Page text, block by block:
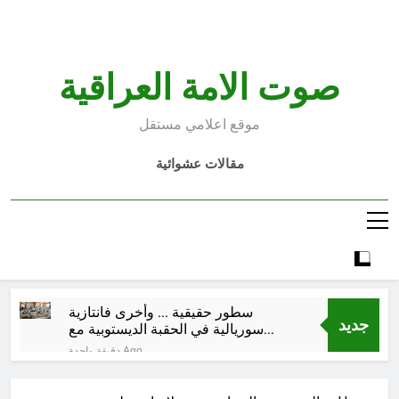
صوت الامة العراقية
موقع اعلامي مستقل
مقالات عشوائية
جديد
سطور حقيقية … وأخرى فانتازية
سوريالية في الحقبة الديستوبية مع
دقيقة واحدة Ago